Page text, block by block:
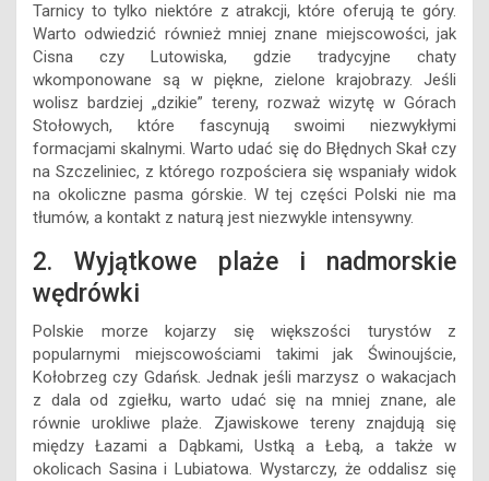
Tarnicy to tylko niektóre z atrakcji, które oferują te góry.
Warto odwiedzić również mniej znane miejscowości, jak
Cisna czy Lutowiska, gdzie tradycyjne chaty
wkomponowane są w piękne, zielone krajobrazy. Jeśli
wolisz bardziej „dzikie” tereny, rozważ wizytę w Górach
Stołowych, które fascynują swoimi niezwykłymi
formacjami skalnymi. Warto udać się do Błędnych Skał czy
na Szczeliniec, z którego rozpościera się wspaniały widok
na okoliczne pasma górskie. W tej części Polski nie ma
tłumów, a kontakt z naturą jest niezwykle intensywny.
2. Wyjątkowe plaże i nadmorskie
wędrówki
Polskie morze kojarzy się większości turystów z
popularnymi miejscowościami takimi jak Świnoujście,
Kołobrzeg czy Gdańsk. Jednak jeśli marzysz o wakacjach
z dala od zgiełku, warto udać się na mniej znane, ale
równie urokliwe plaże. Zjawiskowe tereny znajdują się
między Łazami a Dąbkami, Ustką a Łebą, a także w
okolicach Sasina i Lubiatowa. Wystarczy, że oddalisz się